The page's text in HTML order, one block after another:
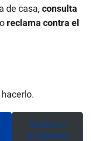
de casa, consulta
reclama contra el
Reclama
tu licencia